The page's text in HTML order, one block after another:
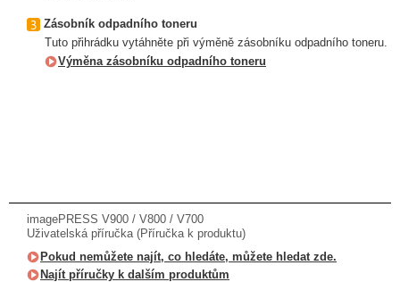
Zásobník odpadního toneru
Tuto přihrádku vytáhněte při výměně zásobníku odpadního toneru.
Výměna zásobníku odpadního toneru
imagePRESS V900 / V800 / V700
Uživatelská příručka (Příručka k produktu)
Pokud nemůžete najít, co hledáte, můžete hledat zde.
Najít příručky k dalším produktům